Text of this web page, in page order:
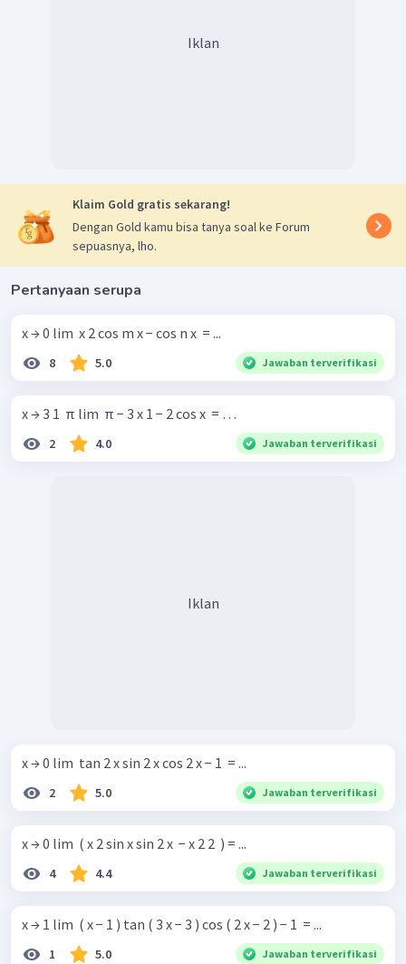
Iklan
Klaim Gold gratis sekarang!
Dengan Gold kamu bisa tanya soal ke Forum
sepuasnya, lho.
Pertanyaan serupa
x → 0 lim ​ x 2 cos m x − cos n x ​ = ...
8 5.0 Jawaban terverifikasi
x → 3 1 ​ π lim ​ π − 3 x 1 − 2 cos x ​ = …
2 4.0 Jawaban terverifikasi
Iklan
x → 0 lim ​ tan 2 x sin 2 x cos 2 x − 1 ​ = ...
2 5.0 Jawaban terverifikasi
x → 0 lim ​ ( x 2 sin x sin 2 x ​ − x 2 2 ​ ) = ...
4 4.4 Jawaban terverifikasi
x → 1 lim ​ ( x − 1 ) tan ( 3 x − 3 ) cos ( 2 x − 2 ) − 1 ​ = ...
1 5.0 Jawaban terverifikasi